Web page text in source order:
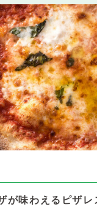
が味わえるピザレ